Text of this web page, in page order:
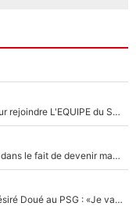
Raymond Domenech a posé ses conditions pour rejoindre L'EQUIPE du Soir : Il refuse de faire l'émission avec un autre chroniqueur !
«C’est l'une des choses qui me fait le plus peur dans le fait de devenir maman» : En couple avec Antoine Dupont, Iris Mittenaere s'inquiète déjà pour ses futurs enfants !
Le transfert de Maghnes Akliouche menace Désiré Doué au PSG : «Je valide à 200%»